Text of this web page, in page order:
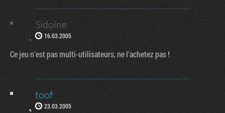
Sidoine
16.03.2005
Ce jeu n'est pas multi-utilisateurs, ne l'achetez pas !
toof
23.03.2005
Factornews